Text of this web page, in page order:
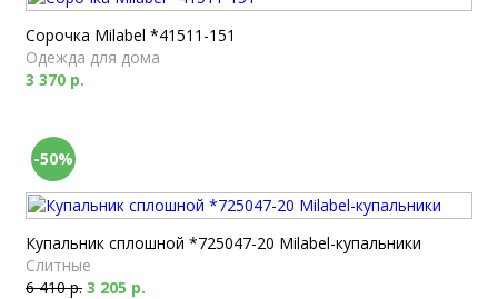
Сорочка Milabel *41511-151
Одежда для дома
3 370 р.
-50%
Купальник сплошной *725047-20 Milabel-купальники
Слитные
6 410 р. 3 205 р.